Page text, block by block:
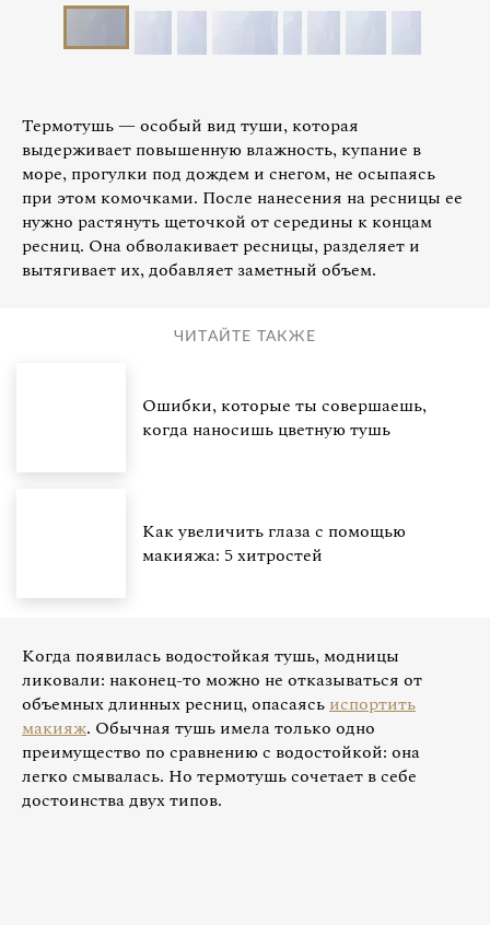
Термотушь — особый вид туши, которая
выдерживает повышенную влажность, купание в
море, прогулки под дождем и снегом, не осыпаясь
при этом комочками. После нанесения на ресницы ее
нужно растянуть щеточкой от середины к концам
ресниц. Она обволакивает ресницы, разделяет и
вытягивает их, добавляет заметный объем.
ЧИТАЙТЕ ТАКЖЕ
Ошибки, которые ты совершаешь,
когда наносишь цветную тушь
Как увеличить глаза с помощью
макияжа: 5 хитростей
Когда появилась водостойкая тушь, модницы
ликовали: наконец-то можно не отказываться от
объемных длинных ресниц, опасаясьиспортить
макияж. Обычная тушь имела только одно
преимущество по сравнению с водостойкой: она
легко смывалась. Но термотушь сочетает в себе
достоинства двух типов.